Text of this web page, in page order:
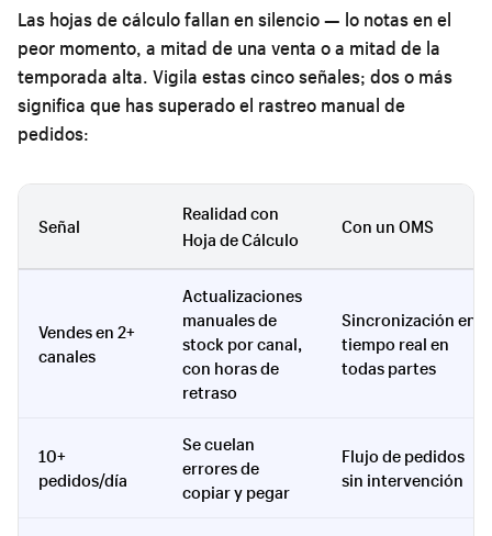
Las hojas de cálculo fallan en silencio — lo notas en el
peor momento, a mitad de una venta o a mitad de la
temporada alta. Vigila estas cinco señales; dos o más
significa que has superado el rastreo manual de
pedidos:
Señal
Realidad con
Hoja de Cálculo
Con un OMS
Vendes en 2+
canales
Actualizaciones
manuales de
stock por canal,
con horas de
retraso
Sincronización en
tiempo real en
todas partes
10+
pedidos/día
Se cuelan
errores de
copiar y pegar
Flujo de pedidos
sin intervención